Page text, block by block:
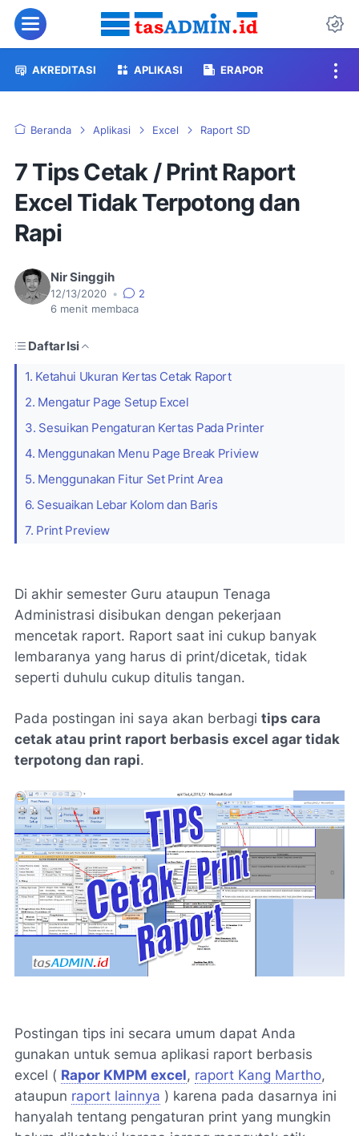
Menu
AKREDITASI APLIKASI ERAPOR
Beranda Aplikasi Excel Raport SD
7 Tips Cetak / Print Raport
Excel Tidak Terpotong dan
Rapi
Nir Singgih
12/13/2020 •
2
6 menit membaca
Daftar Isi
1. Ketahui Ukuran Kertas Cetak Raport
2. Mengatur Page Setup Excel
3. Sesuikan Pengaturan Kertas Pada Printer
4. Menggunakan Menu Page Break Priview
5. Menggunakan Fitur Set Print Area
6. Sesuaikan Lebar Kolom dan Baris
7. Print Preview
Di akhir semester Guru ataupun Tenaga
Administrasi disibukan dengan pekerjaan
mencetak raport. Raport saat ini cukup banyak
lembaranya yang harus di print/dicetak, tidak
seperti duhulu cukup ditulis tangan.
Pada postingan ini saya akan berbagi tips cara
cetak atau print raport berbasis excel agar tidak
terpotong dan rapi.
Postingan tips ini secara umum dapat Anda
gunakan untuk semua aplikasi raport berbasis
excel ( Rapor KMPM excel, raport Kang Martho,
ataupun raport lainnya ) karena pada dasarnya ini
hanyalah tentang pengaturan print yang mungkin